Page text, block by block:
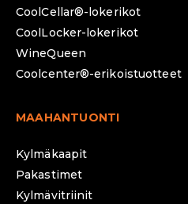
CoolCellar®-lokerikot
CoolLocker-lokerikot
WineQueen
Coolcenter®-erikoistuotteet
MAAHANTUONTI
Kylmäkaapit
Pakastimet
Kylmävitriinit